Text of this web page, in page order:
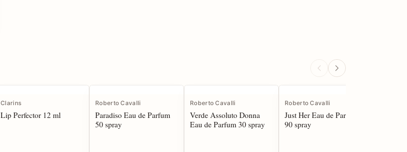
Clarins
Lip Perfector 12 ml
Roberto Cavalli
Paradiso Eau de Parfum
50 spray
Roberto Cavalli
Verde Assoluto Donna
Eau de Parfum 30 spray
Roberto Cavalli
Just Her Eau de Parfum
90 spray